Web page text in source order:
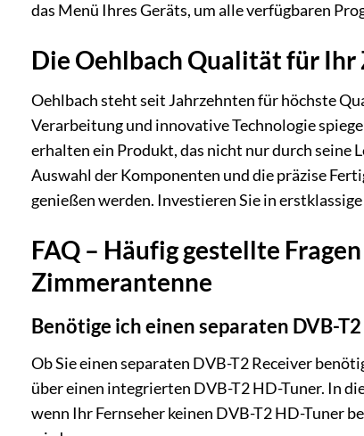
das Menü Ihres Geräts, um alle verfügbaren
Die Oehlbach Qualität für Ihr
Oehlbach steht seit Jahrzehnten für höchste
Verarbeitung und innovative Technologie
erhalten ein Produkt, das nicht nur durch seine
Auswahl der Komponenten und die präzise
genießen werden. Investieren Sie in
FAQ – Häufig gestellte
Zimmerantenne
Benötige ich einen separaten DVB-
Ob Sie einen separaten DVB-T2 Receiver
über einen integrierten DVB-T2 HD-Tuner. In
wenn Ihr Fernseher keinen DVB-T2 HD-Tuner